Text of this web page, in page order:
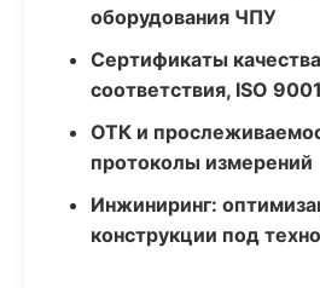
оборудования ЧПУ
Сертификаты
соответствия, ISO 9001
ОТК и
протоколы измерений
Инжиниринг:
конструкции под